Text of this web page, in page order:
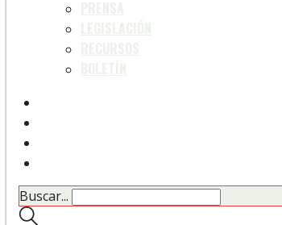
Buscar...